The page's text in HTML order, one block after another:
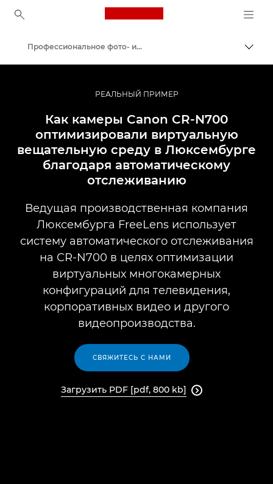
Canon Logo, back to
Профессиональная фото- и видеосъемка
Профессиональное фото- и видеооборудование: примеры внедрения
РЕАЛЬНЫЙ ПРИМЕР
Как камеры Canon CR-N700
оптимизировали виртуальную
вещательную среду в Люксембурге
благодаря автоматическому
отслеживанию
Ведущая производственная компания
Люксембурга FreeLens использует
систему автоматического отслеживания
на CR-N700 в целях оптимизации
виртуальных многокамерных
конфигураций для телевидения,
корпоративных видео и другого
видеопроизводства.
СВЯЖИТЕСЬ С НАМИ
Загрузить PDF [pdf, 800 kb] 